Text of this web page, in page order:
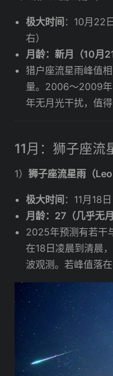
极大时间 ：10月22
右）
月龄：新月（10月
猎户座流星雨峰值
量。2006～2009
年无月光干扰，值得
11月：狮子座流
1） 狮子座流星雨（
极大时间 ：11月18
月龄：27（几乎无月
2025年预测有若干
在18日凌晨到清晨
波观测。若峰值落